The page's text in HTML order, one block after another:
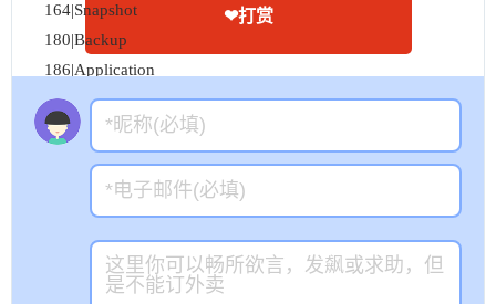
164|Snapshot
180|Backup
186|Application
❤打赏